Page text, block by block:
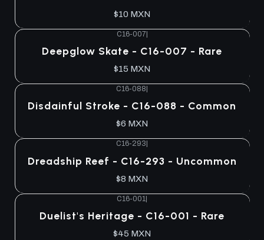
$10 MXN
C16-007|
Deepglow Skate - C16-007 - Rare
$15 MXN
C16-088
Disdainful Stroke - C16-088 - Common
$6 MXN
C16-293
Dreadship Reef - C16-293 - Uncommon
$8 MXN
C16-001 |
Duelist's Heritage - C16-001 - Rare
$45 MXN